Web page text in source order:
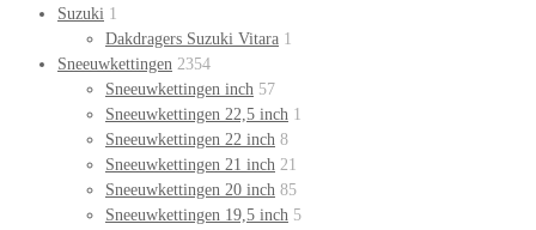
Suzuki 1
Dakdragers Suzuki Vitara 1
Sneeuwkettingen 2354
Sneeuwkettingen inch 57
Sneeuwkettingen 22,5 inch 1
Sneeuwkettingen 22 inch 8
Sneeuwkettingen 21 inch 21
Sneeuwkettingen 20 inch 85
Sneeuwkettingen 19,5 inch 5